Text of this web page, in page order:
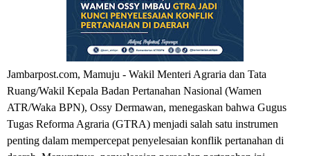
Jambarpost.com, Mamuju - Wakil Menteri Agraria dan Tata
Ruang/Wakil Kepala Badan Pertanahan Nasional (Wamen
ATR/Waka BPN), Ossy Dermawan, menegaskan bahwa Gugus
Tugas Reforma Agraria (GTRA) menjadi salah satu instrumen
penting dalam mempercepat penyelesaian konflik pertanahan di